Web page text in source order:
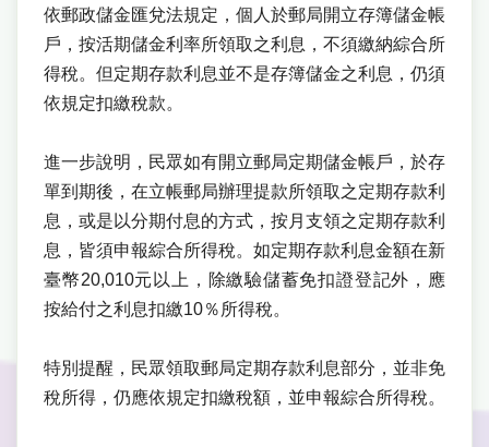
依郵政儲金匯兌法規定，個人於郵局開立存簿儲金帳
戶，按活期儲金利率所領取之利息，不須繳納綜合所
得稅。但定期存款利息並不是存簿儲金之利息，仍須
依規定扣繳稅款。
進一步說明，民眾如有開立郵局定期儲金帳戶，於存
單到期後，在立帳郵局辦理提款所領取之定期存款利
息，或是以分期付息的方式，按月支領之定期存款利
息，皆須申報綜合所得稅。如定期存款利息金額在新
臺幣20,010元以上，除繳驗儲蓄免扣證登記外，應
按給付之利息扣繳10％所得稅。
特別提醒，民眾領取郵局定期存款利息部分，並非免
稅所得，仍應依規定扣繳稅額，並申報綜合所得稅。